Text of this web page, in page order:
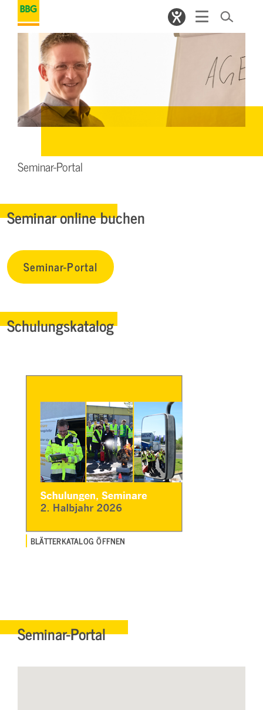
Seminar-Portal
Seminar online buchen
Seminar-Portal
Schulungskatalog
BLÄTTERKATALOG ÖFFNEN
Seminar-Portal